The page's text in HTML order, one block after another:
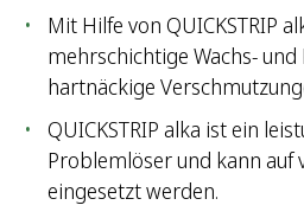
Mit Hilfe von QUICKSTRIP
mehrschichtige Wachs-
hartnäckige
QUICKSTRIP alka ist ein
Problemlöser und kann auf
eingesetzt werden.